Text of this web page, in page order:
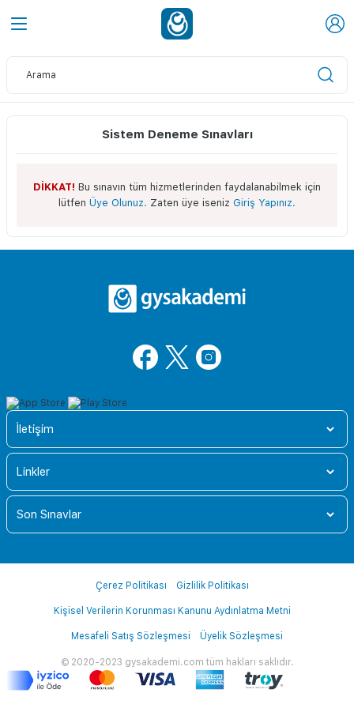
Sistem Deneme Sınavları
DİKKAT! Bu sınavın tüm hizmetlerinden faydalanabilmek için
lütfen Üye Olunuz. Zaten üye iseniz Giriş Yapınız.
İletişim
Linkler
Son Sınavlar
© 2020-2023 gysakademi.com tüm hakları saklıdır.
Çerez Politikası Gizlilik Politikası
Kişisel Verilerin Korunması Kanunu Aydınlatma Metni
Mesafeli Satış Sözleşmesi Üyelik Sözleşmesi